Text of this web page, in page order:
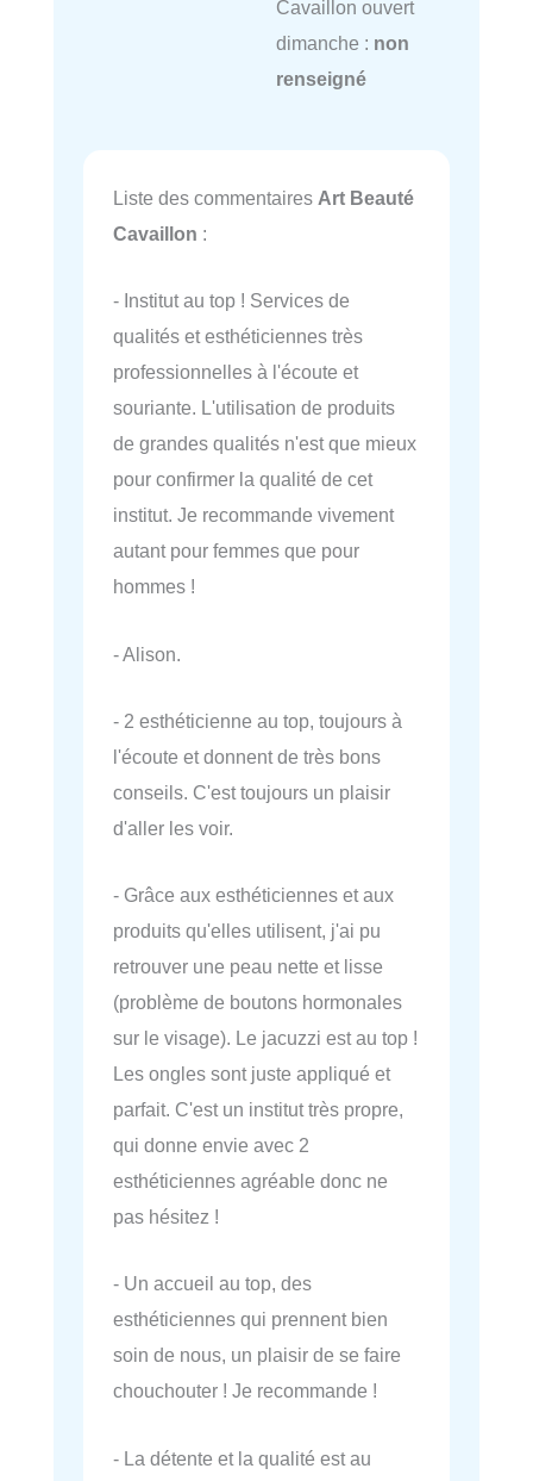
Cavaillon ouvert
dimanche : non
renseigné
Liste des commentaires Art Beauté
Cavaillon :
- Institut au top ! Services de
qualités et esthéticiennes très
professionnelles à l'écoute et
souriante. L'utilisation de produits
de grandes qualités n'est que mieux
pour confirmer la qualité de cet
institut. Je recommande vivement
autant pour femmes que pour
hommes !
- Alison.
- 2 esthéticienne au top, toujours à
l'écoute et donnent de très bons
conseils. C'est toujours un plaisir
d'aller les voir.
- Grâce aux esthéticiennes et aux
produits qu'elles utilisent, j'ai pu
retrouver une peau nette et lisse
(problème de boutons hormonales
sur le visage). Le jacuzzi est au top !
Les ongles sont juste appliqué et
parfait. C'est un institut très propre,
qui donne envie avec 2
esthéticiennes agréable donc ne
pas hésitez !
- Un accueil au top, des
esthéticiennes qui prennent bien
soin de nous, un plaisir de se faire
chouchouter ! Je recommande !
- La détente et la qualité est au